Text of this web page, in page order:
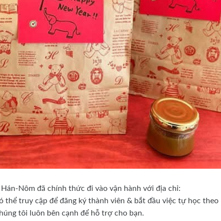
Nôm đã chính thức đi vào vận hành với địa chỉ:
thể truy cập để đăng ký thành viên & bắt đầu việc tự học theo
tôi luôn bên cạnh để hỗ trợ cho bạn.